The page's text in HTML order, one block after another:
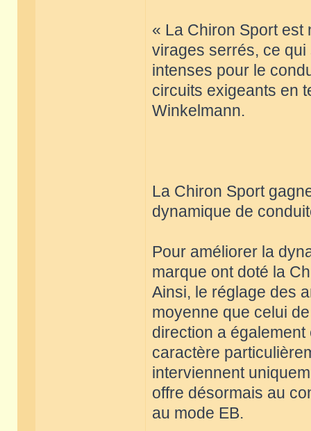
« La Chiron Sport est
virages serrés, ce
intenses pour le
circuits exigeants en
Winkelmann.
La Chiron Sport
dynamique de
Pour améliorer la
marque ont doté la
Ainsi, le réglage des
moyenne que celui
direction a
caractère
interviennent
offre désormais au
au mode EB.